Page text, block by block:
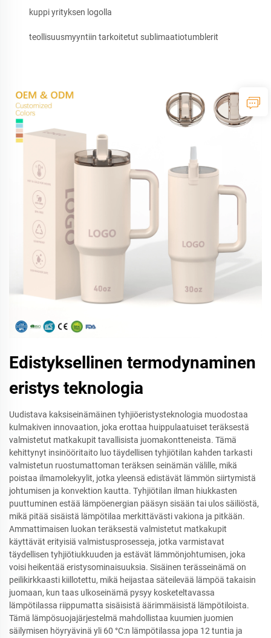
kuppi yrityksen logolla
teollisuusmyyntiin tarkoitetut sublimaatiotumblerit
Edistyksellinen termodynaminen
eristys teknologia
Uudistava kaksiseinämäinen tyhjiöeristysteknologia muodostaa
kulmakiven innovaation, joka erottaa huippulaatuiset teräksestä
valmistetut matkakupit tavallisista juomakontteneista. Tämä
kehittynyt insinööritaito luo täydellisen tyhjiötilan kahden tarkasti
valmistetun ruostumattoman teräksen seinämän välille, mikä
poistaa ilmamolekyylit, jotka yleensä edistävät lämmön siirtymistä
johtumisen ja konvektion kautta. Tyhjiötilan ilman hiukkasten
puuttuminen estää lämpöenergian pääsyn sisään tai ulos säiliöstä,
mikä pitää sisäistä lämpötilaa merkittävästi vakiona ja pitkään.
Ammattimaisen luokan teräksestä valmistetut matkakupit
käyttävät erityisiä valmistusprosesseja, jotka varmistavat
täydellisen tyhjiötiukkuuden ja estävät lämmönjohtumisen, joka
voisi heikentää eristysominaisuuksia. Sisäinen terässeinämä on
peilikirkkaasti kiillotettu, mikä heijastaa säteilevää lämpöä takaisin
juomaan, kun taas ulkoseinämä pysyy kosketeltavassa
lämpötilassa riippumatta sisäisistä äärimmäisistä lämpötiloista.
Tämä lämpösuojajärjestelmä mahdollistaa kuumien juomien
säilymisen höyryävinä yli 60 °C:n lämpötilassa jopa 12 tuntia ja